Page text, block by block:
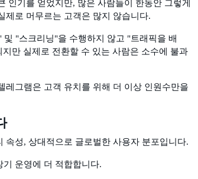
인기를 얻었지만, 많은 사람들이 한동안 그렇게
제로 머무르는 고객은 많지 않습니다.
및 "스크리닝"을 수행하지 않고 "트래픽을 배
만 실제로 전환할 수 있는 사람은 소수에 불과
레그램은 고객 유치를 위해 더 이상 인원수만을
속성, 상대적으로 글로벌한 사용자 분포입니다.
기 운영에 더 적합합니다.